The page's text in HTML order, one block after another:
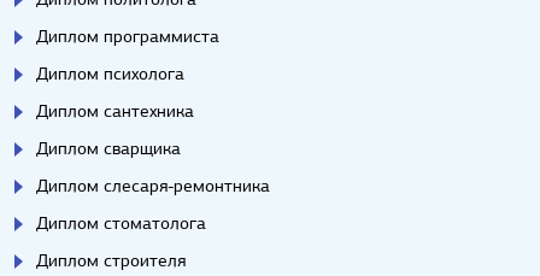
Диплом программиста
Диплом психолога
Диплом сантехника
Диплом сварщика
Диплом слесаря-ремонтника
Диплом стоматолога
Диплом строителя